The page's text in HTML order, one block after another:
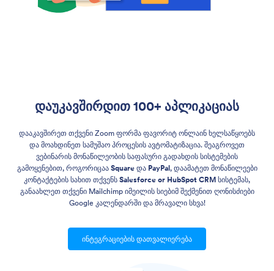
დაუკავშირდით 100+ აპლიკაციას
დააკავშირეთ თქვენი Zoom ფორმა ფავორიტ ონლაინ ხელსაწყოებს
და მოახდინეთ სამუშაო პროცესის ავტომატიზაცია. შეაგროვეთ
ვებინარის მონაწილეობის საფასური გადახდის სისტემების
გამოყენებით, როგორიცაა Squareდა PayPal, დაამატეთ მონაწილეები
კონტაქტების სახით თქვენს Salesforce or HubSpot CRM სისტემას,
განაახლეთ თქვენი Mailchimp იმეილის სიებიმ შექმენით ღონისძიები
Google კალენდარში და მრავალი სხვა!
ინტეგრაციების დათვალიერება